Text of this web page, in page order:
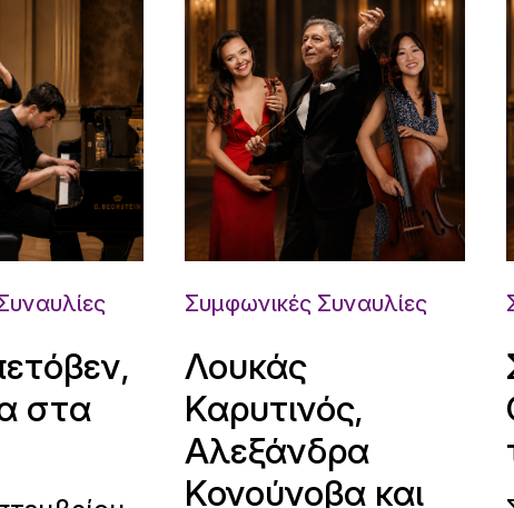
στα
Συμφωνικές Συναυλίες
Λουκάς
Καρυτινός,
Αλεξάνδρα
Κονούνοβα και